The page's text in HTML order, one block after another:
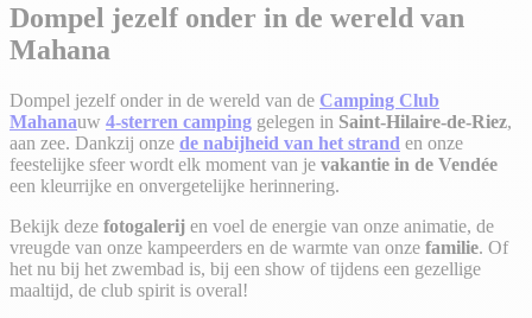
Dompel jezelf onder in de wereld van
Mahana
Dompel jezelf onder in de wereld van de Camping Club
Mahanauw 4-sterren camping gelegen in Saint-Hilaire-de-Riez,
aan zee. Dankzij onze de nabijheid van het strand en onze
feestelijke sfeer wordt elk moment van je vakantie in de Vendée
een kleurrijke en onvergetelijke herinnering.
Bekijk deze fotogalerij en voel de energie van onze animatie, de
vreugde van onze kampeerders en de warmte van onze familie. Of
het nu bij het zwembad is, bij een show of tijdens een gezellige
maaltijd, de club spirit is overal!